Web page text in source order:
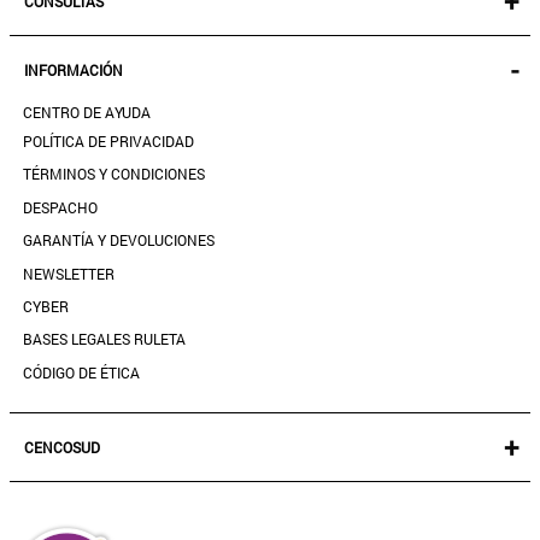
MUJER
ACCESORIOS
CALZADO
SALE
SEGUIR MI PEDIDO
DESCARGA TU BOLETA AQUÍ
MIS FAVORITOS
GUÍA DE TALLAS
CONTACTANOS
TIENDAS
PREGUNTAS FRECUENTES
INFORMACIÓN -
CENTRO DE AYUDA
POLÍTICA DE PRIVACIDAD
TÉRMINOS Y CONDICIONES
DESPACHO
GARANTÍA Y DEVOLUCIONES
NEWSLETTER
CYBER
BASES LEGALES RULETA
CÓDIGO DE ÉTICA
CENCOSUD +
SEGURO CENCOSUD